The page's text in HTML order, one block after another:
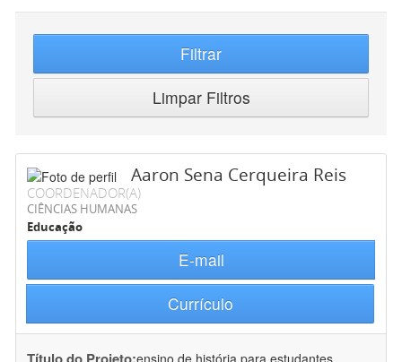
Filtrar
Limpar Filtros
Aaron Sena Cerqueira Reis
COORDENADOR(A)
CIÊNCIAS HUMANAS
Educação
E-mail
Currículo